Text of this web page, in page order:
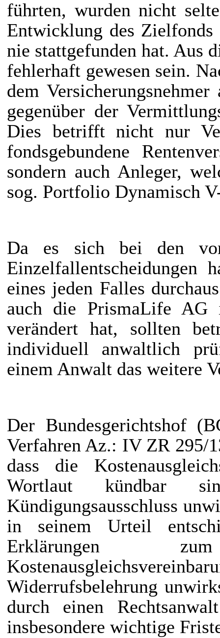
führten, wurden nicht
Entwicklung des
nie stattgefunden hat. Aus
fehlerhaft gewesen sein.
dem Versicherungsnehmer
gegenüber der
Dies betrifft nicht nur
fondsgebundene
sondern auch Anleger,
sog. Portfolio Dynamisch
Da es sich bei den
Einzelfallentscheidungen
eines jeden Falles
auch die PrismaLife AG
verändert hat, sollten
individuell anwaltlich
einem Anwalt das weitere
Der Bundesgerichtshof
Verfahren Az.: IV ZR 295/
dass die
Wortlaut kündbar
Kündigungsausschluss
in seinem Urteil
Erklärungen
Widerrufsbelehrung
durch einen
insbesondere wichtige